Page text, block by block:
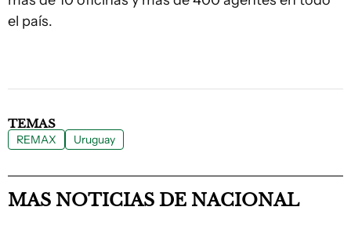
el país.
TEMAS
REMAX Uruguay
MAS NOTICIAS DE NACIONAL